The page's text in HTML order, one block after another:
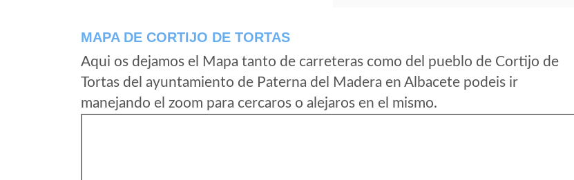
MAPA DE CORTIJO DE TORTAS
Aqui os dejamos el Mapa tanto de carreteras como del pueblo de Cortijo de
Tortas del ayuntamiento de Paterna del Madera en Albacete podeis ir
manejando el zoom para cercaros o alejaros en el mismo.